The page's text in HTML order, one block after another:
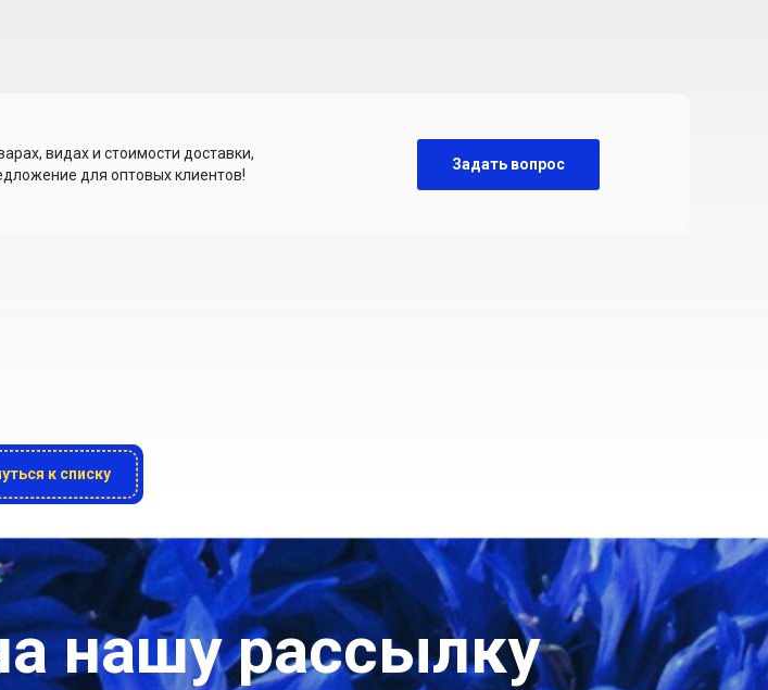
видах и стоимости доставки,
для оптовых клиентов!
Задать вопрос
к списку
нашу рассылку